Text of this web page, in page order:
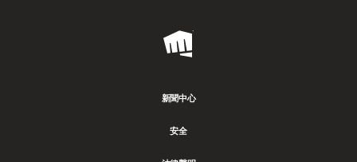
Riot
新聞中心
安全